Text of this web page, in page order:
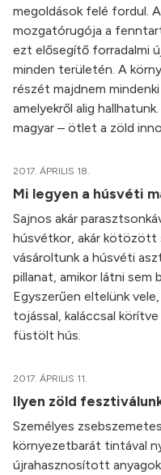
megoldások felé fordul.
mozgatórugója a
ezt elősegítő forradalmi
minden területén. A
részét majdnem
amelyekről alig
magyar – ötlet a zöld
2017. ÁPRILIS 18.
Mi legyen a húsvéti
Sajnos akár
húsvétkor, akár
vásároltunk a húsvéti
pillanat, amikor látni sem
Egyszerűen eltelünk
tojással, kaláccsal
füstölt hús.
2017. ÁPRILIS 11.
Ilyen zöld
Személyes
környezetbarát tintával
újrahasznosított